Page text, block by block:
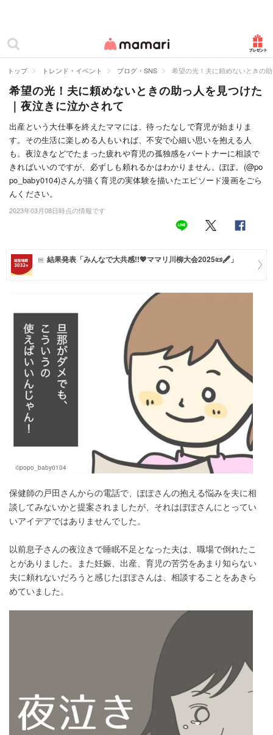
ママリ
カテゴリー一覧
妊娠
出産
赤ちゃん・育児
子育て・家族
病院
美容・ファッション
住まい
トップ トレンド・イベント ブログ・SNS 希望の光！夫に頼めないときの
希望の光！夫に頼めないときの助っ人を見つけた
｜夜泣きに泣かされて
出産という大仕事を終えたママには、待ったなしで育児が始まりま
す。その生活に楽しめる人もいれば、不安で心細い思いを抱える人
も。夜泣きなどでたまった疲れや育児の孤独感をパートナーに相談で
きればいいのですが、必ずしも頼れるかはわかりません。ぽぽ。(@po
po_baby0104)さんが描く育児の実体験を描いたエピソード漫画をごら
んください。
2023年03月08日時点の情報です
結果発表「みんなで大共感!!💖ママリ川柳大会2025📜🖋️」
©️popo_baby0104
保健師の戸田さんからの電話で、ぽぽさんの抱える悩みを夫に相
談してみないかと提案されましたが、それはぽぽさんにとってい
いアイデアではありませんでした。
以前息子さんの夜泣きで睡眠不足となった夫は、職場で倒れたこ
とがありました。また妊娠、出産、育児の苦労をあまり知らない
夫に頼れないだろうと感じたぽぽさんは、相談することをあきら
めていました。